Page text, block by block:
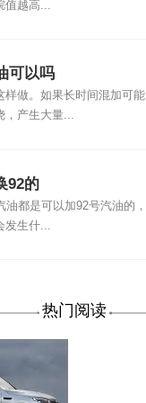
越高...
可以吗
样做。如果长时间混加可能
，产生大量...
92的
油都是可以加92号汽油的，
发生什...
热门阅读